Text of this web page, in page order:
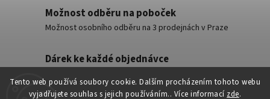
Tento web používá soubory cookie. Dalším procházením tohoto webu
vyjadřujete souhlas s jejich používáním.. Více informací zde.
Možnost odběru na poboček
Možnost osobního odběru na 3 prodejnách v Praze
Dárek ke každé objednávce